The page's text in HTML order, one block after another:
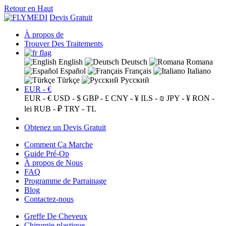
Retour en Haut
Devis Gratuit
À propos de
Trouver Des Traitements
English Deutsch
Romana
Español
Français
Italiano
Türkçe
Русский
EUR - €
EUR - € USD - $ GBP - £ CNY - ¥ ILS - ₪ JPY - ¥ RON -
lei RUB - ₽ TRY - TL
Obtenez un Devis Gratuit
Comment Ça Marche
Guide Pré-Op
À propos de Nous
FAQ
Programme de Parrainage
Blog
Contactez-nous
Greffe De Cheveux